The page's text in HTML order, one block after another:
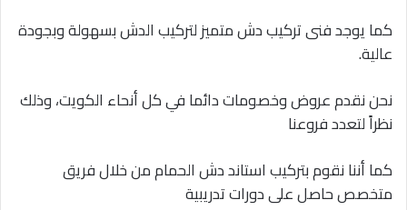
كما يوجد فنى تركيب دش متميز لتركيب الدش بسهولة وبجودة
عالية.
نحن نقدم عروض وخصومات دائما في كل أنحاء الكويت، وذلك
نظراً لتعدد فروعنا
كما أننا نقوم بتركيب استاند دش الحمام من خلال فريق
متخصص حاصل على دورات تدريبية